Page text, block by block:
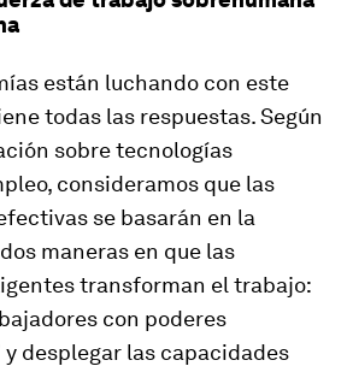
están luchando con este
todas las respuestas. Según
sobre tecnologías
consideramos que las
se basarán en la
maneras en que las
transforman el trabajo:
con poderes
desplegar las capacidades